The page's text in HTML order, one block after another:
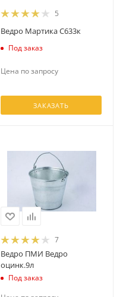
5
Ведро Мартика С633к
Под заказ
Цена по запросу
ЗАКАЗАТЬ
7
Ведро ПМИ Ведро
оцинк.9л
Под заказ